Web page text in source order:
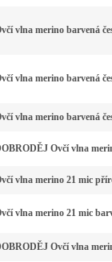
vlna merino barvená
vlna merino barvená
vlna merino barvená
Ovčí vlna
vlna merino 21 mic
vlna merino 21 mic
Ovčí vlna